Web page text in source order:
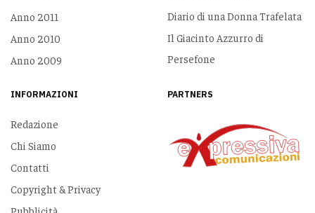
Anno 2011
Anno 2010
Anno 2009
Diario di una Donna Trafelata
Il Giacinto Azzurro di
Persefone
INFORMAZIONI
Redazione
Chi Siamo
Contatti
Copyright & Privacy
PARTNERS